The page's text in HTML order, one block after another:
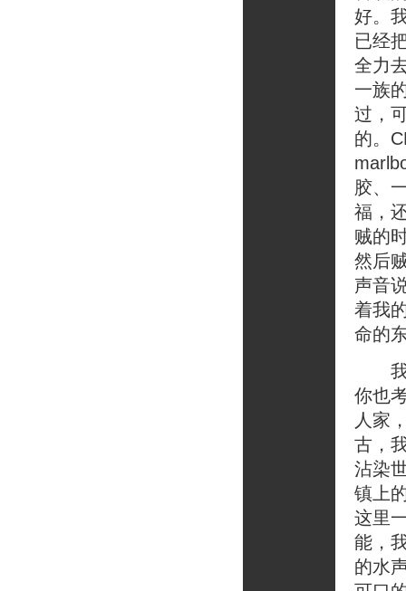
好。
已经
全力
一族
过，
的。
胶、
福，
贼的
然后
声音
着我
命的
我
你也
人家
古，
沾染
镇上
这里
能，
的水